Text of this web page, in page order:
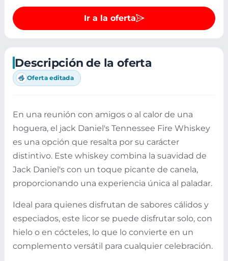
Ir a la oferta
Descripción de la oferta
Oferta editada
En una reunión con amigos o al calor de una
hoguera, el jack Daniel's Tennessee Fire Whiskey
es una opción que resalta por su carácter
distintivo. Este whiskey combina la suavidad de
Jack Daniel's con un toque picante de canela,
proporcionando una experiencia única al paladar.
Ideal para quienes disfrutan de sabores cálidos y
especiados, este licor se puede disfrutar solo, con
hielo o en cócteles, lo que lo convierte en un
complemento versátil para cualquier celebración.